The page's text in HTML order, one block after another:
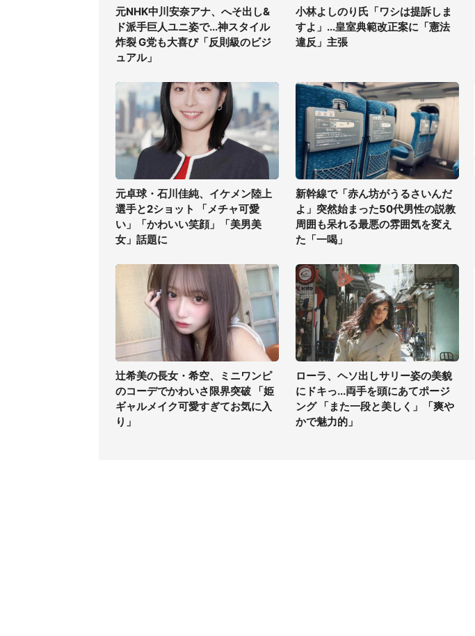
元NHK中川安奈アナ、へそ出し&
ド派手巨人ユニ姿で...神スタイル
炸裂 G党も大喜び「反則級のビジ
ュアル」
小林よしのり氏「ワシは提訴しま
すよ」...皇室典範改正案に「憲法
違反」主張
元卓球・石川佳純、イケメン陸上
選手と2ショット 「メチャ可愛
い」「かわいい笑顔」「美男美
女」話題に
新幹線で「赤ん坊がうるさいんだ
よ」突然始まった50代男性の説教
周囲も呆れる最悪の雰囲気を変え
た「一喝」
辻希美の長女・希空、ミニワンピ
のコーデでかわいさ限界突破 「姫
ギャルメイク可愛すぎてお気に入
り」
ローラ、ヘソ出しサリー姿の美貌
にドキっ...両手を頭にあてポージ
ング 「また一段と美しく」「爽や
かで魅力的」